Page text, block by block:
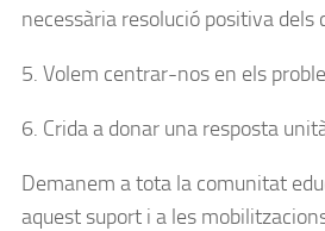
necessària resolució positiva dels
5. Volem centrar-nos en els
6. Crida a donar una resposta
Demanem a tota la comunitat
aquest suport i a les